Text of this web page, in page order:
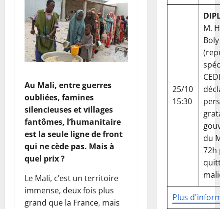
Au Mali, entre guerres
oubliées, famines
silencieuses et villages
fantômes, l’humanitaire
est la seule ligne de front
qui ne cède pas. Mais à
quel prix ?
Le Mali, c’est un territoire
immense, deux fois plus
grand que la France, mais
Plus
25/10
15:30
M.
Boly
du
72h